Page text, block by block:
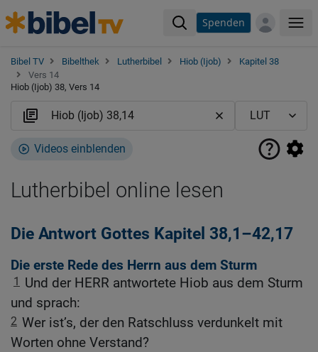
Spenden
Bibel TV Bibelthek Lutherbibel Hiob (Ijob)
Kapitel 38
Vers 14
Hiob (Ijob) 38, Vers 14
Videos einblenden
Lutherbibel online lesen
Die Antwort Gottes Kapitel 38,1–42,17
Die erste Rede des Herrn aus dem Sturm
1
Und der HERR antwortete Hiob aus dem Sturm
und sprach:
2 Wer ist’s, der den Ratschluss verdunkelt mit
Worten ohne Verstand?